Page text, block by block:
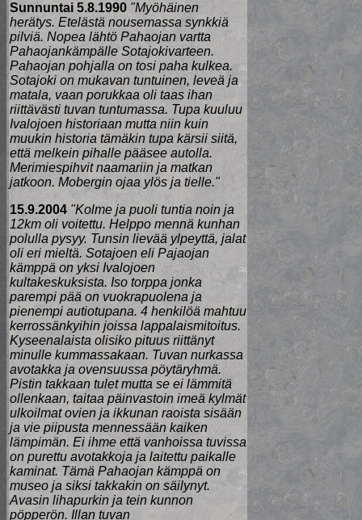
Sunnuntai 5.8.1990 "Myöhäinen
herätys. Etelästä nousemassa synkkiä
pilviä. Nopea lähtö Pahaojan vartta
Pahaojankämpälle Sotajokivarteen.
Pahaojan pohjalla on tosi paha kulkea.
Sotajoki on mukavan tuntuinen, leveä ja
matala, vaan porukkaa oli taas ihan
riittävästi tuvan tuntumassa. Tupa kuuluu
Ivalojoen historiaan mutta niin kuin
muukin historia tämäkin tupa kärsii siitä,
että melkein pihalle pääsee autolla.
Merimiespihvit naamariin ja matkan
jatkoon. Mobergin ojaa ylös ja tielle."
15.9.2004 "Kolme ja puoli tuntia noin ja
12km oli voitettu. Helppo mennä kunhan
polulla pysyy. Tunsin lievää ylpeyttä, jalat
oli eri mieltä. Sotajoen eli Pajaojan
kämppä on yksi Ivalojoen
kultakeskuksista. Iso torppa jonka
parempi pää on vuokrapuolena ja
pienempi autiotupana. 4 henkilöä mahtuu
kerrossänkyihin joissa lappalaismitoitus.
Kyseenalaista olisiko pituus riittänyt
minulle kummassakaan. Tuvan nurkassa
avotakka ja ovensuussa pöytäryhmä.
Pistin takkaan tulet mutta se ei lämmitä
ollenkaan, taitaa päinvastoin imeä kylmät
ulkoilmat ovien ja ikkunan raoista sisään
ja vie piipusta mennessään kaiken
lämpimän. Ei ihme että vanhoissa tuvissa
on purettu avotakkoja ja laitettu paikalle
kaminat. Tämä Pahaojan kämppä on
museo ja siksi takkakin on säilynyt.
Avasin lihapurkin ja tein kunnon
pöpperön. Illan tuvan